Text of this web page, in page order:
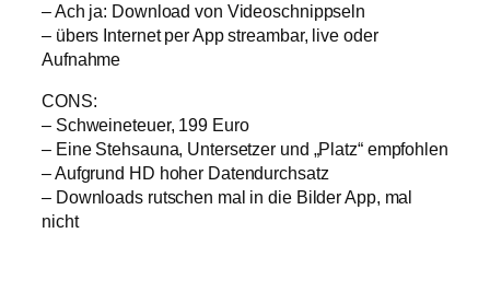
– Ach ja: Download von Videoschnippseln
– übers Internet per App streambar, live oder
Aufnahme
CONS:
– Schweineteuer, 199 Euro
– Eine Stehsauna, Untersetzer und „Platz“ empfohlen
– Aufgrund HD hoher Datendurchsatz
– Downloads rutschen mal in die Bilder App, mal
nicht